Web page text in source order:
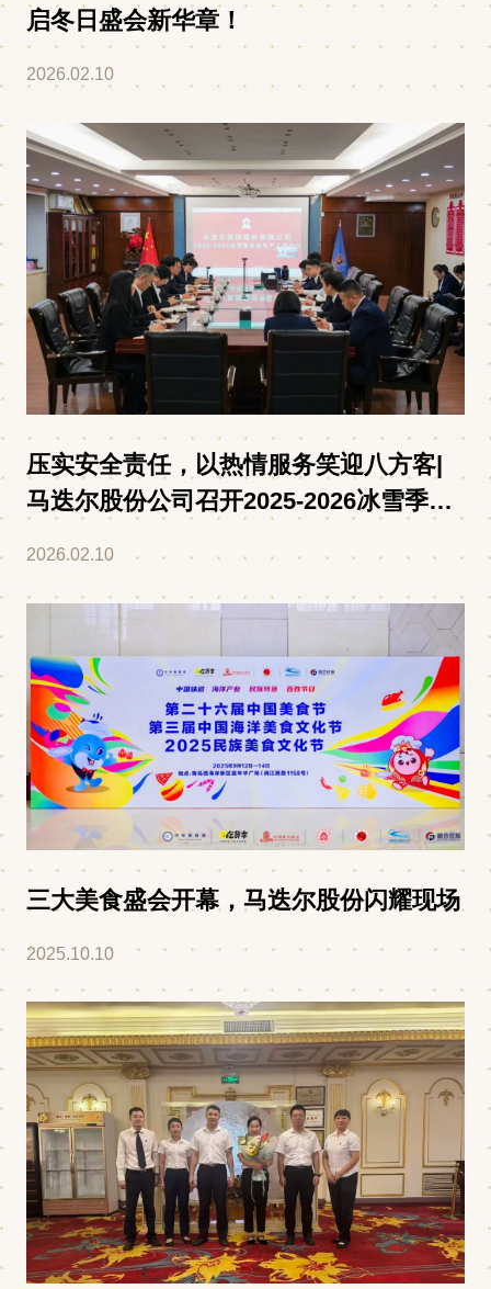
启冬日盛会新华章！
2026.02.10
压实安全责任，以热情服务笑迎八方客|
马迭尔股份公司召开2025-2026冰雪季安
2026.02.10
三大美食盛会开幕，马迭尔股份闪耀现场
2025.10.10